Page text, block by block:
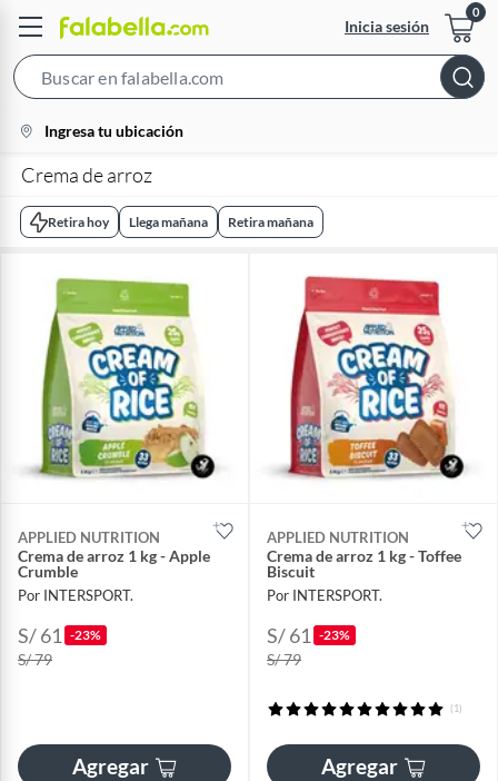
Inicia sesión
Bar
location-
icon
Ingresa tu ubicación
Crema de arroz
Retira hoy Llega mañana Retira mañana
APPLIED NUTRITION
Crema de arroz 1 kg - Apple
Crumble
Por INTERSPORT.
S/ 61 -23%
S/ 79
Agregar
APPLIED NUTRITION
Crema de arroz 1 kg - Toffee
Biscuit
Por INTERSPORT.
S/ 61 -23%
S/ 79
(1)
Agregar